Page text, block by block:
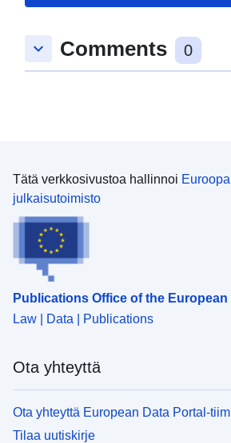
keyboard_arrow_down Comments 0
Tätä verkkosivustoa hallinnoi
julkaisutoimisto
Publications Office of the European
Law | Data | Publications
Ota yhteyttä
Ota yhteyttä European Data Portal-
Tilaa uutiskirje